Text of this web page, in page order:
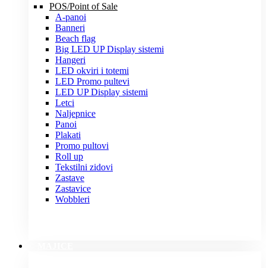
POS/Point of Sale
A-panoi
Banneri
Beach flag
Big LED UP Display sistemi
Hangeri
LED okviri i totemi
LED Promo pultevi
LED UP Display sistemi
Letci
Naljepnice
Panoi
Plakati
Promo pultovi
Roll up
Tekstilni zidovi
Zastave
Zastavice
Wobbleri